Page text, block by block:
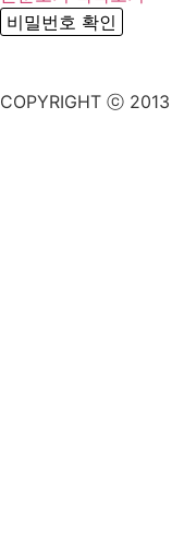
비밀번호 확인
COPYRIGHT ⓒ